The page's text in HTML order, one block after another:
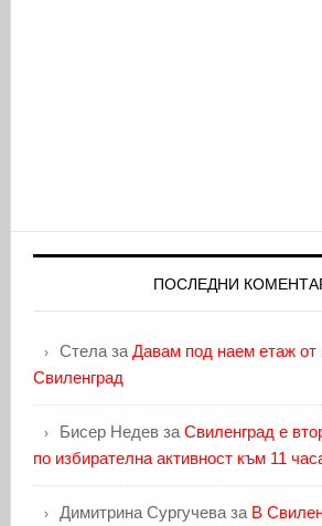
ПОСЛЕДНИ
Стелаза Давам под наем етаж
Свиленград
Бисер Недевза Свиленград е
по избирателна активност към 11
Димитрина Сургучеваза В